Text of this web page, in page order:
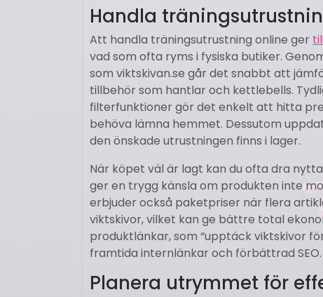
Handla
Att handla träningsutrustning online ger
vad som ofta ryms i fysiska butiker.
som viktskivan.se går det snabbt att
tillbehör som hantlar och kettlebells.
filterfunktioner gör det enkelt att hitta
behöva lämna hemmet. Dessutom
den önskade utrustningen finns i lager.
När köpet väl är lagt kan du ofta dra
ger en trygg känsla om produkten inte
erbjuder också paket­priser när flera
viktskivor, vilket kan ge bättre total
produktlänkar, som “upptäck viktskivor
framtida intern­länkar och förbättrad SEO.
Planera utrymmet för